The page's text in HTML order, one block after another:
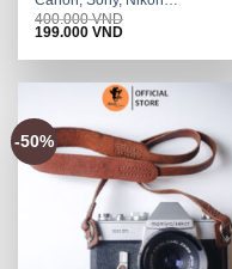
400.000VND
Original
was:
199.000VNDCurrent
is:
-50%